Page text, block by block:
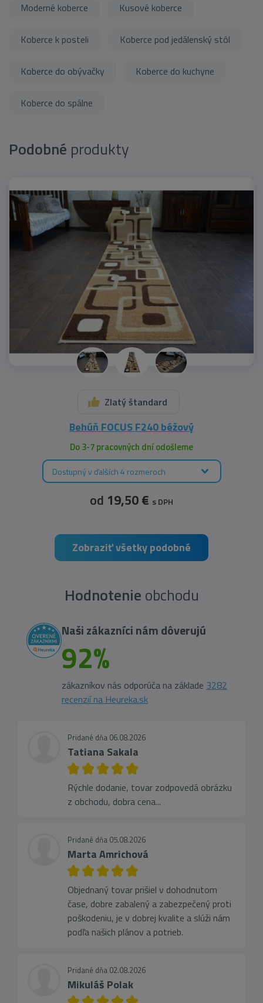
Moderné koberce Kusové koberce
Koberce k posteli Koberce pod jedálenský stôl
Koberce do obývačky Koberce do kuchyne
Koberce do spálne
Podobné produkty
Zlatý štandard
Behúň FOCUS F240 béžový
Do 3-7 pracovných dní odošleme
Dostupný v ďalších 4 rozmeroch
od 19,50 € s DPH
Zobraziť všetky podobné
Hodnotenie obchodu
Naši zákazníci nám dôverujú
92%
zákazníkov nás odporúča na základe 3282
recenzií na Heureka.sk
Pridané dňa 06.08.2026
Tatiana Sakala
Rýchle dodanie, tovar zodpovedá obrázku
z obchodu, dobra cena...
Pridané dňa 05.08.2026
Marta Amrichová
Objednaný tovar prišiel v dohodnutom
čase, dobre zabalený a zabezpečený proti
poškodeniu, je v dobrej kvalite a slúži nám
podľa našich plánov a potrieb.
Pridané dňa 02.08.2026
Mikuláš Polak